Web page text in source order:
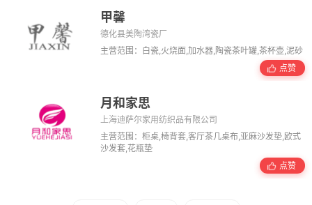
甲馨
德化县美陶湾瓷厂
主营范围：白瓷,火烧面,加水器,陶瓷茶叶罐,茶杯壶,泥砂
点赞
月和家思
上海迪萨尔家用纺织品有限公司
主营范围：柜桌,椅背套,客厅茶几桌布,亚麻沙发垫,欧式
沙发套,花瓶垫
点赞